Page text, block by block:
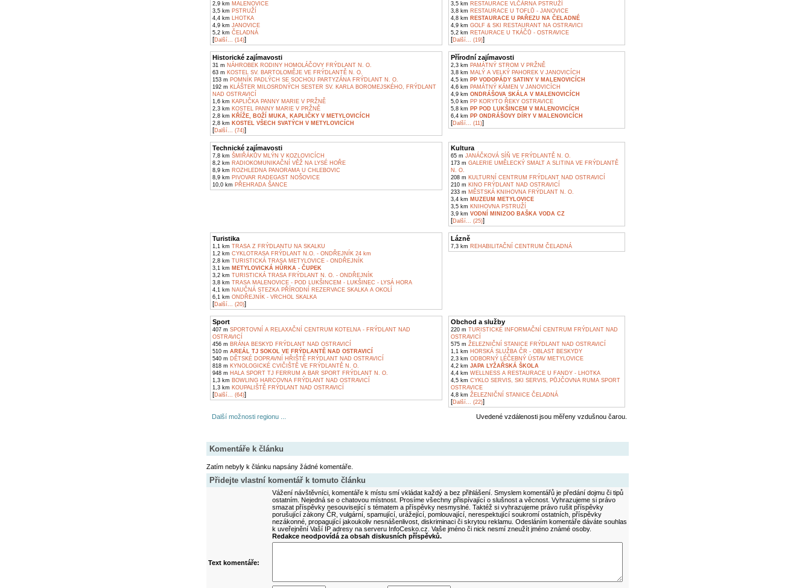
2,9 km MALENOVICE
3,5 km PSTRUŽÍ
4,4 km LHOTKA
4,9 km JANOVICE
5,2 km ČELADNÁ
[Další... (14)]
3,5 km RESTAURACE VLČÁRNA PSTRUŽÍ
3,8 km RESTAURACE U TOFLŮ - JANOVICE
4,8 km RESTAURACE U PAŘEZU NA ČELADNÉ
4,9 km GOLF & SKI RESTAURANT NA OSTRAVICI
5,2 km RETAURACE U TKÁČŮ - OSTRAVICE
[Další... (19)]
Historické zajímavosti
31 m NÁHROBEK RODINY HOMOLÁČOVY FRÝDLANT N. O.
63 m KOSTEL SV. BARTOLOMĚJE VE FRÝDLANTĚ N. O.
153 m POMNÍK PADLÝCH SE SOCHOU PARTYZÁNA FRÝDLANT N. O.
192 m KLÁŠTER MILOSRDNÝCH SESTER SV. KARLA BOROMEJSKÉHO, FRÝDLANT
NAD OSTRAVICÍ
1,6 km KAPLIČKA PANNY MARIE V PRŽNĚ
2,3 km KOSTEL PANNY MARIE V PRŽNĚ
2,8 km KŘÍŽE, BOŽÍ MUKA, KAPLIČKY V METYLOVICÍCH
2,8 km KOSTEL VŠECH SVATÝCH V METYLOVICÍCH
[Další... (74)]
Přírodní zajímavosti
2,3 km PAMÁTNÝ STROM V PRŽNĚ
3,8 km MALÝ A VELKÝ PAHOREK V JANOVICÍCH
4,5 km PP VODOPÁDY SATINY V MALENOVICÍCH
4,6 km PAMÁTNÝ KÁMEN V JANOVICÍCH
4,9 km ONDRÁŠOVA SKÁLA V MALENOVICÍCH
5,0 km PP KORYTO ŘEKY OSTRAVICE
5,8 km PP POD LUKŠINCEM V MALENOVICÍCH
6,4 km PP ONDRÁŠOVY DÍRY V MALENOVICÍCH
[Další... (11)]
Technické zajímavosti
7,8 km ŠMIŘÁKŮV MLÝN V KOZLOVICÍCH
8,2 km RADIOKOMUNIKAČNÍ VĚŽ NA LYSÉ HOŘE
8,9 km ROZHLEDNA PANORAMA U CHLEBOVIC
8,9 km PIVOVAR RADEGAST NOŠOVICE
10,0 km PŘEHRADA ŠANCE
Kultura
65 m JANÁČKOVÁ SÍŇ VE FRÝDLANTĚ N. O.
173 m GALERIE UMĚLECKÝ SMALT A SLITINA VE FRÝDLANTĚ
N. O.
208 m KULTURNÍ CENTRUM FRÝDLANT NAD OSTRAVICÍ
210 m KINO FRÝDLANT NAD OSTRAVICÍ
233 m MĚSTSKÁ KNIHOVNA FRÝDLANT N. O.
3,4 km MUZEUM METYLOVICE
3,5 km KNIHOVNA PSTRUŽÍ
3,9 km VODNÍ MINIZOO BAŠKA VODA CZ
[Další... (25)]
Turistika
1,1 km TRASA Z FRÝDLANTU NA SKALKU
1,2 km CYKLOTRASA FRÝDLANT N.O. - ONDŘEJNÍK 24 km
2,8 km TURISTICKÁ TRASA METYLOVICE - ONDŘEJNÍK
3,1 km METYLOVICKÁ HŮRKA - ČUPEK
3,2 km TURISTICKÁ TRASA FRÝDLANT N. O. - ONDŘEJNÍK
3,8 km TRASA MALENOVICE - POD LUKŠINCEM - LUKŠINEC - LYSÁ HORA
4,1 km NAUČNÁ STEZKA PŘÍRODNÍ REZERVACE SKALKA A OKOLÍ
6,1 km ONDŘEJNÍK - VRCHOL SKALKA
[Další... (20)]
Lázně
7,3 km REHABILITAČNÍ CENTRUM ČELADNÁ
Sport
407 m SPORTOVNÍ A RELAXAČNÍ CENTRUM KOTELNA - FRÝDLANT NAD
OSTRAVICÍ
456 m BRÁNA BESKYD FRÝDLANT NAD OSTRAVICÍ
510 m AREÁL TJ SOKOL VE FRÝDLANTĚ NAD OSTRAVICÍ
540 m DĚTSKÉ DOPRAVNÍ HŘIŠTĚ FRÝDLANT NAD OSTRAVICÍ
818 m KYNOLOGICKÉ CVIČIŠTĚ VE FRÝDLANTĚ N. O.
948 m HALA SPORT TJ FERRUM A BAR SPORT FRÝDLANT N. O.
1,3 km BOWLING HARCOVNA FRÝDLANT NAD OSTRAVICÍ
1,3 km KOUPALIŠTĚ FRÝDLANT NAD OSTRAVICÍ
[Další... (64)]
Obchod a služby
220 m TURISTICKÉ INFORMAČNÍ CENTRUM FRÝDLANT NAD
OSTRAVICÍ
575 m ŽELEZNIČNÍ STANICE FRÝDLANT NAD OSTRAVICÍ
1,1 km HORSKÁ SLUŽBA ČR - OBLAST BESKYDY
2,3 km ODBORNÝ LÉČEBNÝ ÚSTAV METYLOVICE
4,2 km JAPA LYŽAŘSKÁ ŠKOLA
4,4 km WELLNESS A RESTAURACE U FANDY - LHOTKA
4,5 km CYKLO SERVIS, SKI SERVIS, PŮJČOVNA RUMA SPORT
OSTRAVICE
4,8 km ŽELEZNIČNÍ STANICE ČELADNÁ
[Další... (22)]
Další možnosti regionu ... Uvedené vzdálenosti jsou měřeny vzdušnou čarou.
Komentáře k článku
Zatím nebyly k článku napsány žádné komentáře.
Přidejte vlastní komentář k tomuto článku
Vážení návštěvníci, komentáře k místu smí vkládat každý a bez přihlášení. Smyslem komentářů je předání dojmu či tipů
ostatním. Nejedná se o chatovou místnost. Prosíme všechny přispívající o slušnost a věcnost. Vyhrazujeme si právo
smazat příspěvky nesouvisející s tématem a příspěvky nesmyslné. Taktéž si vyhrazujeme právo rušit příspěvky
porušující zákony ČR, vulgární, spamující, urážející, pomlouvající, nerespektující soukromí ostatních, příspěvky
nezákonné, propagující jakoukoliv nesnášenlivost, diskriminaci či skrytou reklamu. Odesláním komentáře dáváte souhlas
k uveřejnění Vaší IP adresy na serveru InfoCesko.cz. Vaše jméno či nick nesmí zneužít jméno známé osoby.
Redakce neodpovídá za obsah diskusních příspěvků.
Text komentáře: